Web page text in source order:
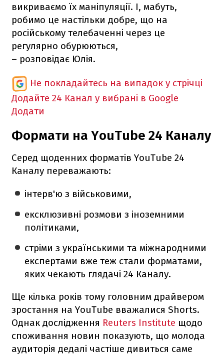
викриваємо їх маніпуляції. І, мабуть,
робимо це настільки добре, що на
російському телебаченні через це
регулярно обурюються,
– розповідає Юлія.
Не покладайтесь на випадок у стрічці
Додайте 24 Канал у вибрані в Google
Додати
Формати на YouTube 24 Каналу
Серед щоденних форматів YouTube 24
Каналу переважають:
інтерв'ю з військовими,
ексклюзивні розмови з іноземними
політиками,
стріми з українськими та міжнародними
експертами вже теж стали форматами,
яких чекають глядачі 24 Каналу.
Ще кілька років тому головним драйвером
зростання на YouTube вважалися Shorts.
Однак дослідження Reuters Institute щодо
споживання новин показують, що молода
аудиторія дедалі частіше дивиться саме